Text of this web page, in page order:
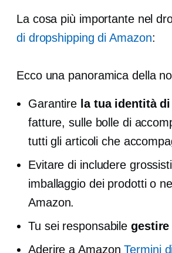
La cosa più importante nel
di dropshipping di Amazon:
Ecco una panoramica della
Garantire la tua identità
fatture, sulle bolle di
tutti gli articoli che
Evitare di includere
imballaggio dei prodotti o
Amazon.
Tu sei responsabile
Aderire a AmazonTermini